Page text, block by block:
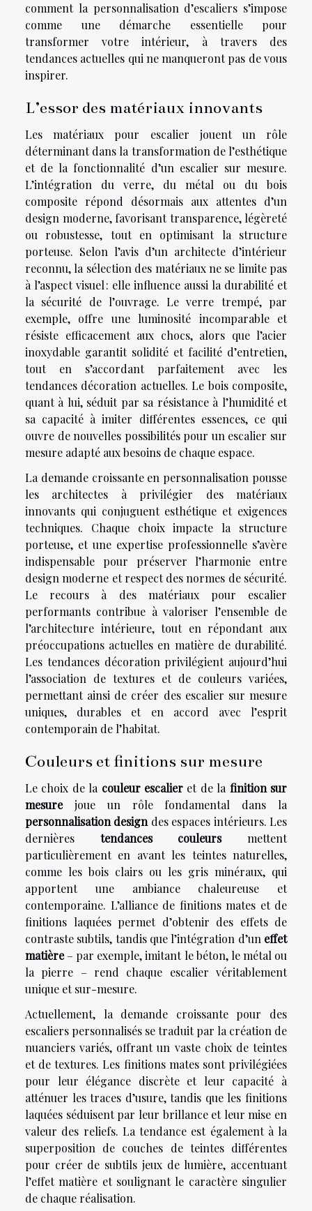
comment la personnalisation d’escaliers s’impose
comme une démarche essentielle pour
transformer votre intérieur, à travers des
tendances actuelles qui ne manqueront pas de vous
inspirer.
L’essor des matériaux innovants
Les matériaux pour escalier jouent un rôle
déterminant dans la transformation de l’esthétique
et de la fonctionnalité d’un escalier sur mesure.
L’intégration du verre, du métal ou du bois
composite répond désormais aux attentes d’un
design moderne, favorisant transparence, légèreté
ou robustesse, tout en optimisant la structure
porteuse. Selon l’avis d’un architecte d’intérieur
reconnu, la sélection des matériaux ne se limite pas
à l’aspect visuel : elle influence aussi la durabilité et
la sécurité de l’ouvrage. Le verre trempé, par
exemple, offre une luminosité incomparable et
résiste efficacement aux chocs, alors que l’acier
inoxydable garantit solidité et facilité d’entretien,
tout en s’accordant parfaitement avec les
tendances décoration actuelles. Le bois composite,
quant à lui, séduit par sa résistance à l’humidité et
sa capacité à imiter différentes essences, ce qui
ouvre de nouvelles possibilités pour un escalier sur
mesure adapté aux besoins de chaque espace.
La demande croissante en personnalisation pousse
les architectes à privilégier des matériaux
innovants qui conjuguent esthétique et exigences
techniques. Chaque choix impacte la structure
porteuse, et une expertise professionnelle s’avère
indispensable pour préserver l’harmonie entre
design moderne et respect des normes de sécurité.
Le recours à des matériaux pour escalier
performants contribue à valoriser l’ensemble de
l’architecture intérieure, tout en répondant aux
préoccupations actuelles en matière de durabilité.
Les tendances décoration privilégient aujourd’hui
l’association de textures et de couleurs variées,
permettant ainsi de créer des escalier sur mesure
uniques, durables et en accord avec l’esprit
contemporain de l’habitat.
Couleurs et finitions sur mesure
Le choix de la couleur escalier et de la finition sur
mesurejoue un rôle fondamental dans la
personnalisation design des espaces intérieurs. Les
dernières tendances couleursmettent
particulièrement en avant les teintes naturelles,
comme les bois clairs ou les gris minéraux, qui
apportent une ambiance chaleureuse et
contemporaine. L’alliance de finitions mates et de
finitions laquées permet d’obtenir des effets de
contraste subtils, tandis que l’intégration d’un effet
matière– par exemple, imitant le béton, le métal ou
la pierre – rend chaque escalier véritablement
unique et sur-mesure.
Actuellement, la demande croissante pour des
escaliers personnalisés se traduit par la création de
nuanciers variés, offrant un vaste choix de teintes
et de textures. Les finitions mates sont privilégiées
pour leur élégance discrète et leur capacité à
atténuer les traces d’usure, tandis que les finitions
laquées séduisent par leur brillance et leur mise en
valeur des reliefs. La tendance est également à la
superposition de couches de teintes différentes
pour créer de subtils jeux de lumière, accentuant
l’effet matière et soulignant le caractère singulier
de chaque réalisation.